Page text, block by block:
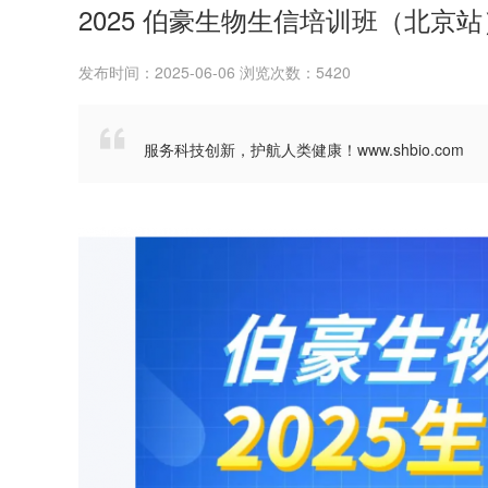
2025 伯豪生物生信培训班（北京
发布时间：2025-06-06 浏览次数：5420
 服务科技创新，护航人类健康！www.shbio.com